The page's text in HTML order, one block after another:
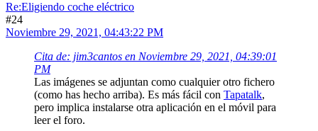
Re:Eligiendo coche eléctrico
#24
Noviembre 29, 2021, 04:43:22 PM
Cita de: jim3cantos en Noviembre 29, 2021, 04:39:01
PM
Las imágenes se adjuntan como cualquier otro fichero
(como has hecho arriba). Es más fácil con Tapatalk,
pero implica instalarse otra aplicación en el móvil para
leer el foro.